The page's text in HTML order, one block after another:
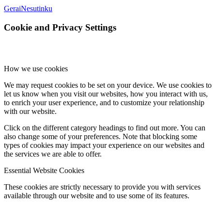
GeraiNesutinku
Cookie and Privacy Settings
How we use cookies
We may request cookies to be set on your device. We use cookies to
let us know when you visit our websites, how you interact with us,
to enrich your user experience, and to customize your relationship
with our website.
Click on the different category headings to find out more. You can
also change some of your preferences. Note that blocking some
types of cookies may impact your experience on our websites and
the services we are able to offer.
Essential Website Cookies
These cookies are strictly necessary to provide you with services
available through our website and to use some of its features.